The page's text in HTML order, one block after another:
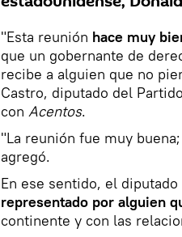
"Esta reunión hace muy
que un gobernante de
recibe a alguien que no
Castro, diputado del
con Acentos.
"La reunión fue muy
agregó.
En ese sentido, el
representado por alguien
continente y con las